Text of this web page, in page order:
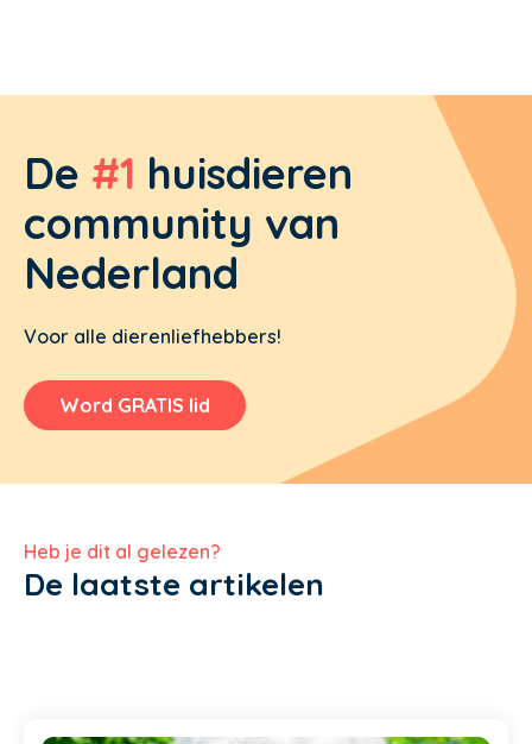
De #1 huisdieren
community van
Nederland
Voor alle dierenliefhebbers!
Word GRATIS lid
Heb je dit al gelezen?
De laatste artikelen